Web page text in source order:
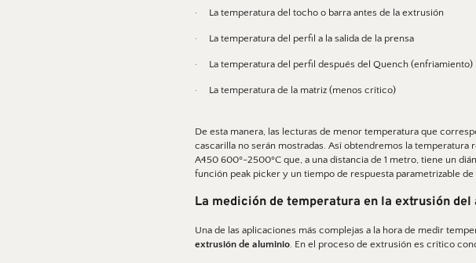
·     La temperatura del tocho o barra antes de la extrusión
·     La temperatura del perfil a la salida de la prensa
·     La temperatura del perfil después del Quench (enfriamiento)
·     La temperatura de la matriz (menos crítico)
De esta manera, las lecturas de menor temperatura que
cascarilla no serán mostradas. Así obtendremos la temperatura
A450 600º-2500ºC que, a una distancia de 1 metro, tiene un
función peak picker y un tiempo de respuesta parametrizable de
La medición de temperatura en la extrusión
extrusión de aluminio. En el proceso de extrusión es crítico